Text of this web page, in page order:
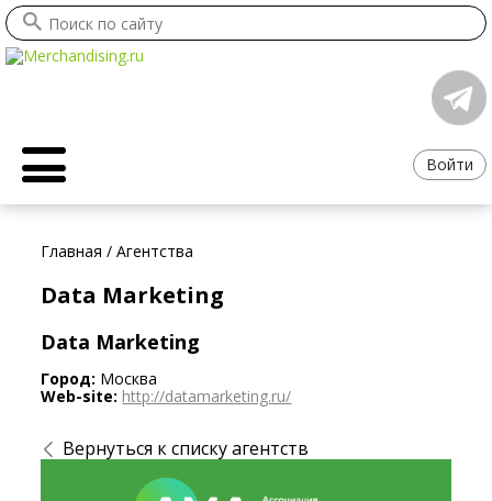
Войти
Главная /Агентства
Data Marketing
Data Marketing
Город: Москва
Web-site: http://datamarketing.ru/
Вернуться к списку агентств